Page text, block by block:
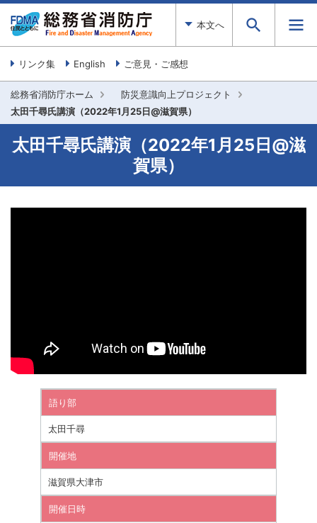
本文へ
リンク集 English ご意見・ご感想
総務省消防庁ホーム
防災意識向上プロジェクト
太田千尋氏講演（2022年1月25日@滋賀県）
太田千尋氏講演（2022年1月25日@滋
賀県）
語り部
太田千尋
開催地
滋賀県大津市
開催日時